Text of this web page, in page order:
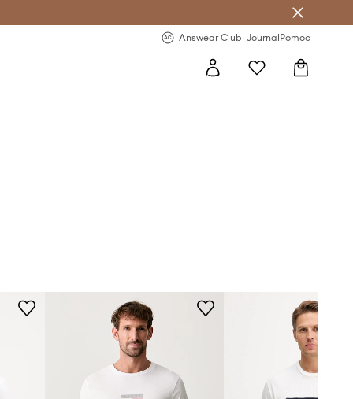
Answear Club JournalPomoc